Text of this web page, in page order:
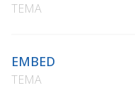
TEMA
EMBED
TEMA